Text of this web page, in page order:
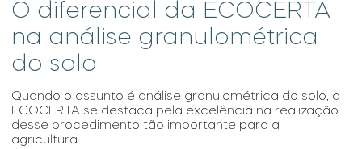
O diferencial da ECOCERTA
na análise granulométrica
do solo
Quando o assunto é análise granulométrica do solo, a
ECOCERTA se destaca pela excelência na realização
desse procedimento tão importante para a
agricultura.